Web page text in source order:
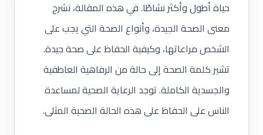
حياة أطول وأكثر نشاطًا. في هذه المقالة، نشرح
معنى الصحة الجيدة، وأنواع الصحة التي يجب على
الشخص مراعاتها، وكيفية الحفاظ على صحة جيدة.
تشير كلمة الصحة إلى حالة من الرفاهية العاطفية
والجسدية الكاملة. توجد الرعاية الصحية لمساعدة
الناس على الحفاظ على هذه الحالة الصحية المثلى.